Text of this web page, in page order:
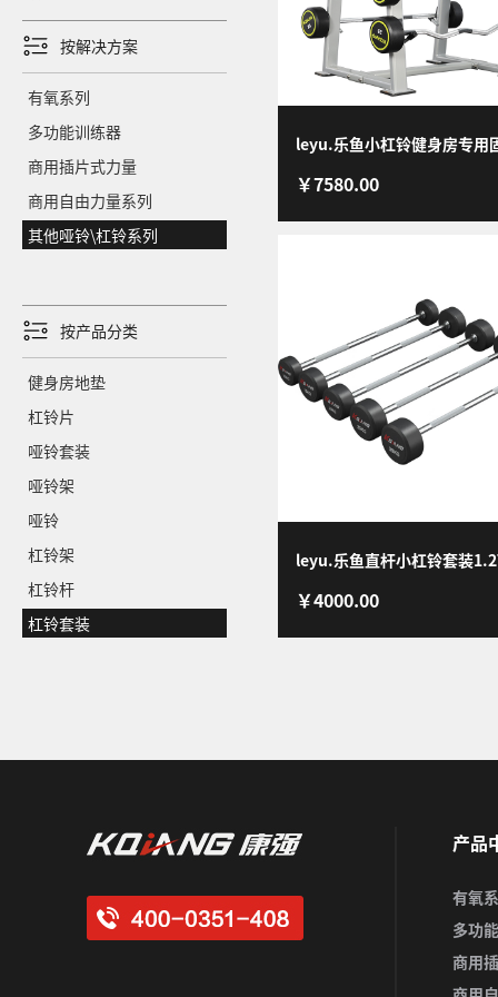
按解决方案
有氧系列
多功能训练器
商用插片式力量
商用自由力量系列
其他哑铃\杠铃系列
按产品分类
健身房地垫
杠铃片
哑铃套装
哑铃架
哑铃
杠铃架
杠铃杆
杠铃套装
leyu.乐鱼小杠铃健身房专用
铃套装1.2M直杆曲杆 套装（
15-20-25KG）
￥7580.00
leyu.乐鱼直杆小杠铃套装
100KG(10-15-20-25-30)
￥4000.00
产品
有氧
多功
商用